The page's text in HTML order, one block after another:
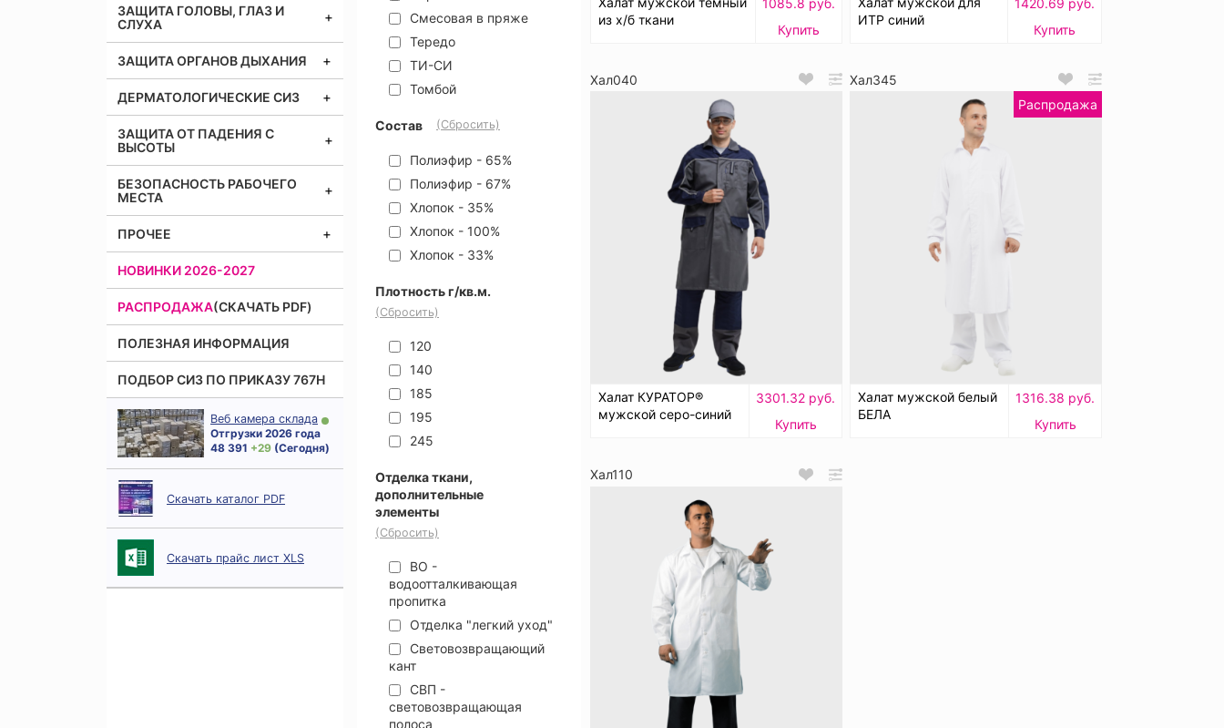
ЗАЩИТА ГОЛОВЫ, ГЛАЗ И
СЛУХА
ЗАЩИТА ОРГАНОВ ДЫХАНИЯ
ДЕРМАТОЛОГИЧЕСКИЕ СИЗ
ЗАЩИТА ОТ ПАДЕНИЯ С
ВЫСОТЫ
БЕЗОПАСНОСТЬ РАБОЧЕГО
МЕСТА
ПРОЧЕЕ
НОВИНКИ 2026-2027
РАСПРОДАЖА(СКАЧАТЬ PDF)
ПОЛЕЗНАЯ ИНФОРМАЦИЯ
ПОДБОР СИЗ ПО ПРИКАЗУ 767Н
Веб камера склада
Отгрузки 2026 года
48 391 + 29 (Сегодня)
Скачать каталог PDF
Скачать прайс лист XLS
Смесовая в пряже
Тередо
ТИ-СИ
Томбой
Состав (Сбросить)
Полиэфир - 65%
Полиэфир - 67%
Хлопок - 35%
Хлопок - 100%
Хлопок - 33%
Плотность г/кв.м.
(Сбросить)
120
140
185
195
245
Отделка ткани,
дополнительные
элементы
(Сбросить)
ВО -
водоотталкивающая
пропитка
Отделка "легкий уход"
Световозвращающий
кант
СВП -
световозвращающая
полоса
из х/б ткани
Купить
ИТР синий
Купить
Хал040
Халат КУРАТОР®
мужской серо-синий
3301.32 руб.
Купить
Хал345
Распродажа
Халат мужской белый
БЕЛА
1316.38 руб.
Купить
Хал110